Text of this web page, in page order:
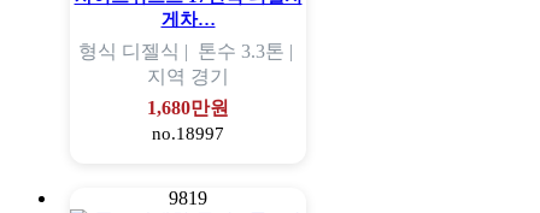
게차…
형식 디젤식 | 톤수 3.3톤 |
지역 경기
1,680만원
no.18997
9819